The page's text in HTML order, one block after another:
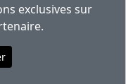
exclusives sur